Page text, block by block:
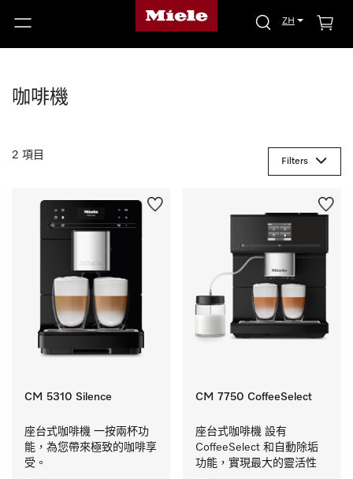
ZH
咖啡機
2 項目
Filters
CM 5310 Silence
座台式咖啡機 一按兩杯功
能，為您帶來極致的咖啡享
受。
CM 7750 CoffeeSelect
座台式咖啡機 設有
CoffeeSelect 和自動除垢
功能，實現最大的靈活性